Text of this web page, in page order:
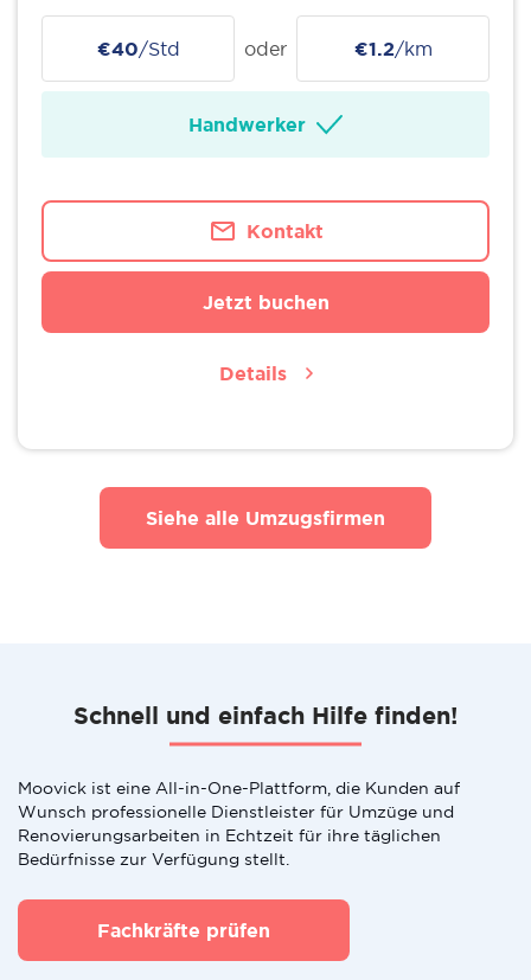
€40/Std oder €1.2/km
Handwerker
Kontakt
Jetzt buchen
Details
Siehe alle Umzugsfirmen
Schnell und einfach Hilfe finden!
Moovick ist eine All-in-One-Plattform, die Kunden auf
Wunsch professionelle Dienstleister für Umzüge und
Renovierungsarbeiten in Echtzeit für ihre täglichen
Bedürfnisse zur Verfügung stellt.
Fachkräfte prüfen